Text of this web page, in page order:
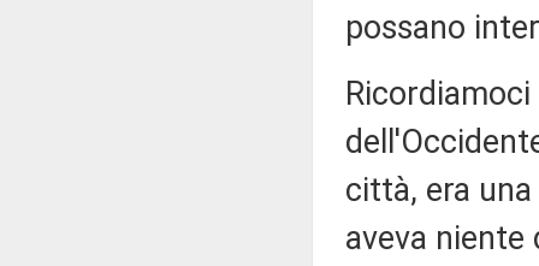
possano
città, era
aveva niente